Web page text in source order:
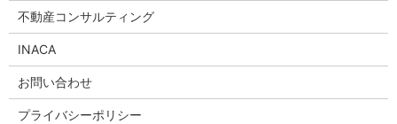
不動産コンサルティング
INACA
お問い合わせ
プライバシーポリシー